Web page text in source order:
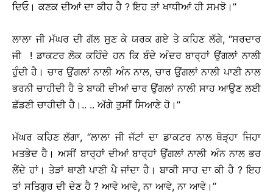
ਦਿਓ। ਕਣਕ ਦੀਆਂ ਦਾ ਕੀਹ ਹੈ ? ਇਹ ਤਾਂ ਖਾਧੀਆਂ ਹੀ ਸਮਝੋ।’’
ਲਾਲਾ ਜੀ ਮੱਘਰ ਦੀ ਗੱਲ ਸੁਣ ਕੇ ਯਰਕ ਗਏ ਤੇ ਕਹਿਣ ਲੱਗੇ, ‘‘ਸਰਦਾਰ
ਜੀ ! ਡਾਕਟਰ ਲੋਕ ਕਹਿੰਦੇ ਹਨ ਕਿ ਬੰਦੇ ਅੰਦਰ ਬਾਰ੍ਹਾਂ ਉਂਗਲਾਂ ਨਾਲੀ
ਹੁੰਦੀ ਹੈ। ਚਾਰ ਉਂਗਲਾਂ ਨਾਲੀ ਅੰਨ ਨਾਲ, ਚਾਰ ਉਂਗਲਾਂ ਨਾਲੀ ਪਾਣੀ ਨਾਲ
ਭਰਨੀ ਚਾਹੀਦੀ ਹੈ ਤੇ ਬਾਕੀ ਦੀਆਂ ਚਾਰ ਉਂਗਲਾਂ ਨਾਲੀ ਸਾਹ ਆਉਣ ਲਈ
ਛੱਡਣੀ ਚਾਹੀਦੀ ਹੈ।.. .. ਅੱਗੇ ਤੁਸੀਂ ਸਿਆਣੇ ਹੋ।’’
ਮੱਘਰ ਕਹਿਣ ਲੱਗਾ, ‘‘ਲਾਲਾ ਜੀ ਜੱਟਾਂ ਦਾ ਡਾਕਟਰ ਨਾਲ ਥੋੜ੍ਹਾ ਜਿਹਾ
ਮਤਭੇਦ ਹੈ। ਅਸੀਂ ਬਾਰ੍ਹਾਂ ਦੀਆਂ ਬਾਰ੍ਹਾਂ ਉਂਗਲਾਂ ਨਾਲੀ ਅੰਨ ਨਾਲ ਭਰ
ਲੈਂਦੇ ਹਾਂ। ਤੇੜਾਂ ਥਾਣੀ ਪਾਣੀ ਪੈ ਜਾਂਦਾ ਹੈ। ਬਾਕੀ ਸਾਹ ਦਾ ਕੀ ਹੈ ? ਇਹ
ਤਾਂ ਸਤਿਗੁਰ ਦੀ ਦੇਣ ਹੈ ? ਆਵੇ ਆਵੇ, ਨਾ ਆਵੇ, ਨਾ ਆਵੇ।’’